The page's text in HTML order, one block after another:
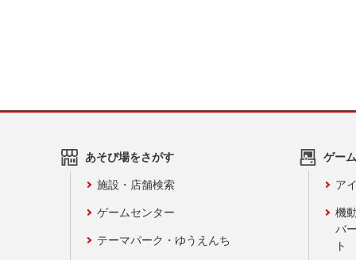
あそび場をさがす
施設・店舗検索
ゲームセンター
テーマパーク・ゆうえんち
ゲー
ア
機
バ
ト